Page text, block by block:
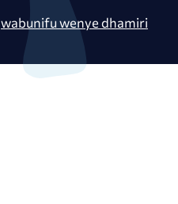
wabunifu wenye dhamiri